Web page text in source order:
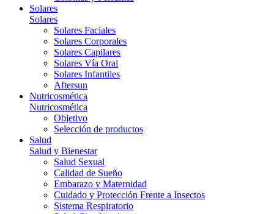
Solares
Solares
Solares Faciales
Solares Corporales
Solares Capilares
Solares Vía Oral
Solares Infantiles
Aftersun
Nutricosmética
Nutricosmética
Objetivo
Selección de productos
Salud
Salud y Bienestar
Salud Sexual
Calidad de Sueño
Embarazo y Maternidad
Cuidado y Protección Frente a Insectos
Sistema Respiratorio